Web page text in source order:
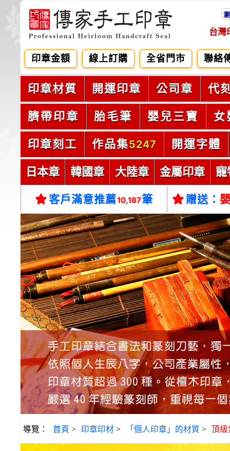
台灣
印章金額 線上訂購 全省門市 聯絡
印章材質 開運印章 公司章 代
臍帶印章 胎毛筆 嬰兒三寶 女
印章刻工 作品集5247 開運字體
日本章 韓國章 大陸章 金屬印章 寵
客戶滿意推薦10,187筆 贈送：
導覽： 首頁 > 印章印材 > 「個人印章」的材質 > 頂